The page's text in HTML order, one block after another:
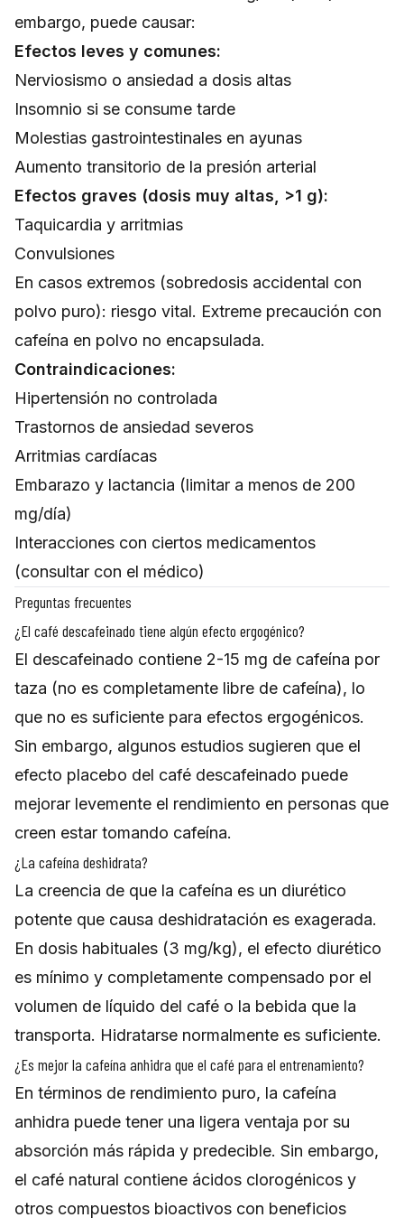
embargo, puede causar:
Efectos leves y comunes:
Nerviosismo o ansiedad a dosis altas
Insomnio si se consume tarde
Molestias gastrointestinales en ayunas
Aumento transitorio de la presión arterial
Efectos graves (dosis muy altas, >1 g):
Taquicardia y arritmias
Convulsiones
En casos extremos (sobredosis accidental con
polvo puro): riesgo vital. Extreme precaución con
cafeína en polvo no encapsulada.
Contraindicaciones:
Hipertensión no controlada
Trastornos de ansiedad severos
Arritmias cardíacas
Embarazo y lactancia (limitar a menos de 200
mg/día)
Interacciones con ciertos medicamentos
(consultar con el médico)
Preguntas frecuentes
¿El café descafeinado tiene algún efecto ergogénico?
El descafeinado contiene 2-15 mg de cafeína por
taza (no es completamente libre de cafeína), lo
que no es suficiente para efectos ergogénicos.
Sin embargo, algunos estudios sugieren que el
efecto placebo del café descafeinado puede
mejorar levemente el rendimiento en personas que
creen estar tomando cafeína.
¿La cafeína deshidrata?
La creencia de que la cafeína es un diurético
potente que causa deshidratación es exagerada.
En dosis habituales (3 mg/kg), el efecto diurético
es mínimo y completamente compensado por el
volumen de líquido del café o la bebida que la
transporta. Hidratarse normalmente es suficiente.
¿Es mejor la cafeína anhidra que el café para el entrenamiento?
En términos de rendimiento puro, la cafeína
anhidra puede tener una ligera ventaja por su
absorción más rápida y predecible. Sin embargo,
el café natural contiene ácidos clorogénicos y
otros compuestos bioactivos con beneficios